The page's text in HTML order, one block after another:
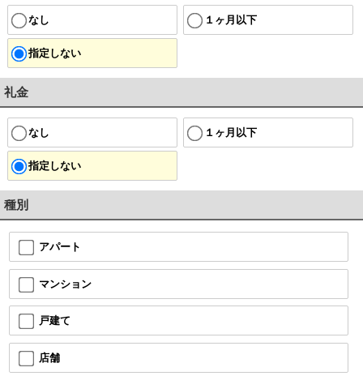
なし １ヶ月以下
指定しない
礼金
なし １ヶ月以下
指定しない
種別
アパート
マンション
戸建て
店舗